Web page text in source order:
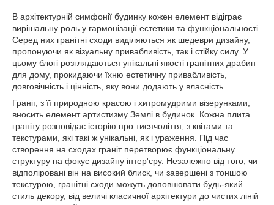
В архітектурній симфонії будинку кожен елемент відіграє
вирішальну роль у гармонізації естетики та функціональності.
Серед них гранітні сходи виділяються як шедеври дизайну,
пропонуючи як візуальну привабливість, так і стійку силу. У
цьому блогі розглядаються унікальні якості гранітних драбин
для дому, прокидаючи їхню естетичну привабливість,
довговічність і цінність, яку вони додають у власність.
Граніт, з її природною красою і хитромудрими візерунками,
вносить елемент артистизму Землі в будинок. Кожна плита
граніту розповідає історію про тисячоліття, з квітами та
текстурами, які такі ж унікальні, як і ураження. Під час
створення на сходах граніт перетворює функціональну
структуру на фокус дизайну інтер'єру. Незалежно від того, чи
відполіровані він на високий блиск, чи завершені з тоншою
текстурою, гранітні сходи можуть доповнювати будь-який
стиль декору, від величі класичної архітектури до чистих ліній